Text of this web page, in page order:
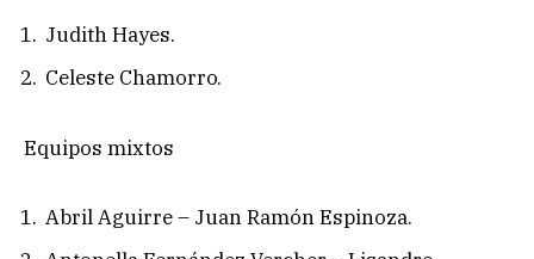
Judith Hayes.
Celeste Chamorro.
Equipos mixtos
Abril Aguirre – Juan Ramón Espinoza.